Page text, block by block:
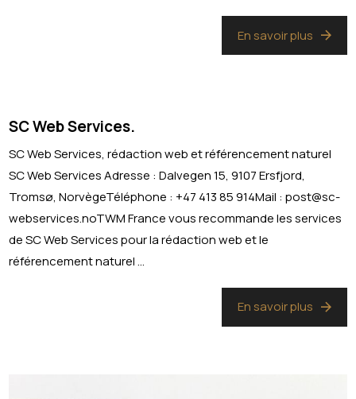
En savoir plus
SC Web Services.
SC Web Services, rédaction web et référencement naturel
SC Web Services Adresse : Dalvegen 15, 9107 Ersfjord,
Tromsø, NorvègeTéléphone : +47 413 85 914Mail : post@sc-
webservices.noTWM France vous recommande les services
de SC Web Services pour la rédaction web et le
référencement naturel ...
En savoir plus